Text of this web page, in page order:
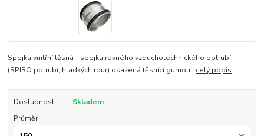
Spojka vnitřní těsná - spojka rovného vzduchotechnického potrubí
(SPIRO potrubí, hladkých rour) osazená těsnící gumou. celý popis
Dostupnost
Skladem
Průměr